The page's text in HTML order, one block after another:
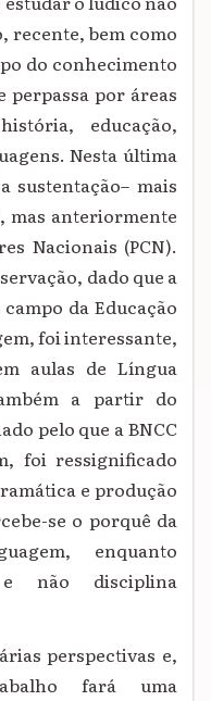
recente, bem como
do conhecimento
perpassa por áreas
educação,
Nesta última
sustentação– mais
mas anteriormente
Nacionais (PCN).
dado que a
da Educação
foi interessante,
aulas de Língua
a partir do
pelo que a BNCC
foi ressignificado
e produção
se o porquê da
enquanto
não disciplina
perspectivas e,
fará uma